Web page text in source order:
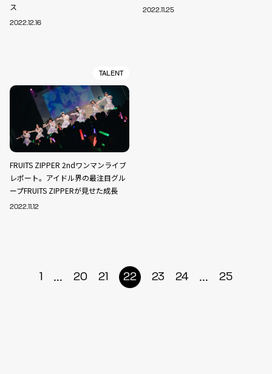
ス
2022.12.16
2022.11.25
TALENT
FRUITS ZIPPER 2ndワンマンライブ
レポート。アイドル界の最注目グル
ープFRUITS ZIPPERが見せた成長
2022.11.12
1 ... 20 21 22 23 24 ... 25